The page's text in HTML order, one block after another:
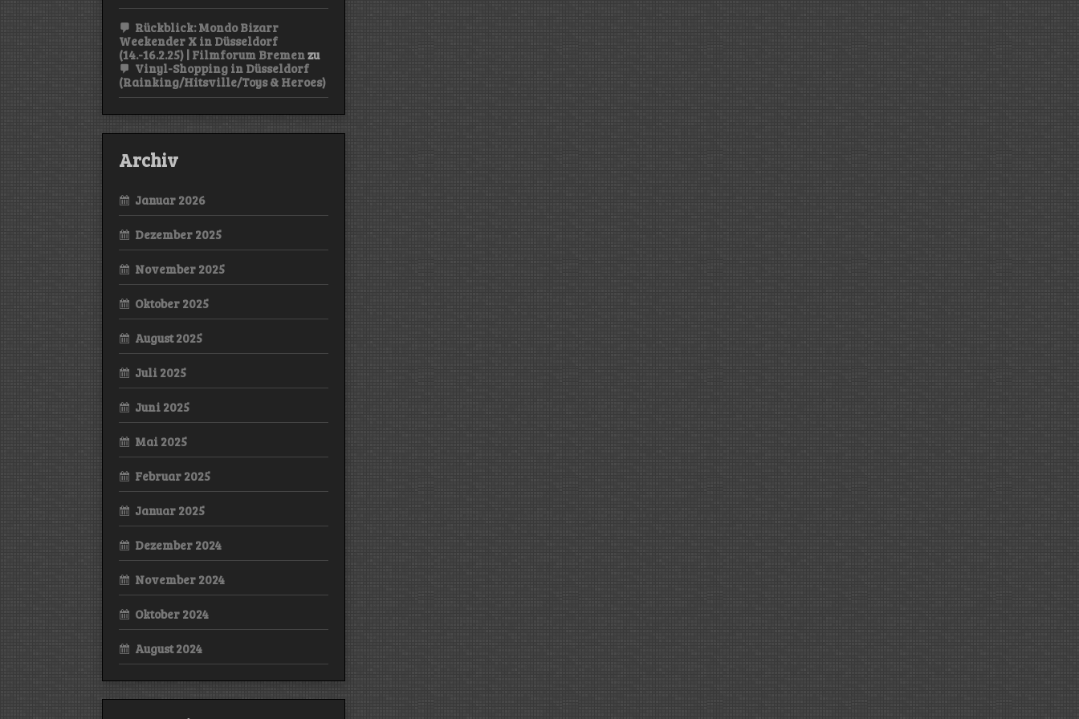
Rückblick: Mondo Bizarr
Weekender X in Düsseldorf
(14.-16.2.25) | Filmforum Bremenzu
Vinyl-Shopping in Düsseldorf
(Rainking/Hitsville/Toys & Heroes)
Archiv
Januar 2026
Dezember 2025
November 2025
Oktober 2025
August 2025
Juli 2025
Juni 2025
Mai 2025
Februar 2025
Januar 2025
Dezember 2024
November 2024
Oktober 2024
August 2024